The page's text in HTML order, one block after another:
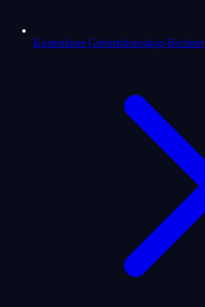
Kostenloser Geburtshoroskop-Rechner